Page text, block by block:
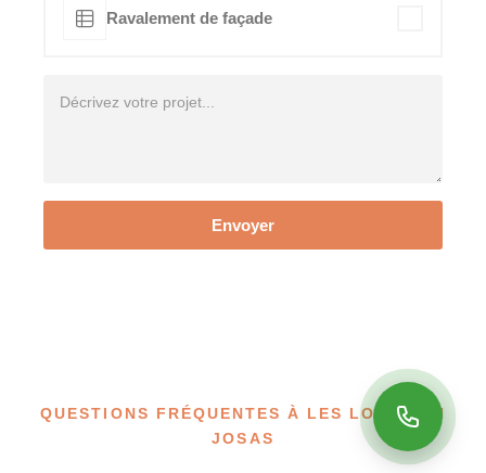
Ravalement de façade
Envoyer
QUESTIONS FRÉQUENTES À LES LOGES EN
JOSAS